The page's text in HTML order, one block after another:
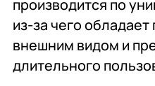
производится по
из-за чего
внешним видом и
длительного